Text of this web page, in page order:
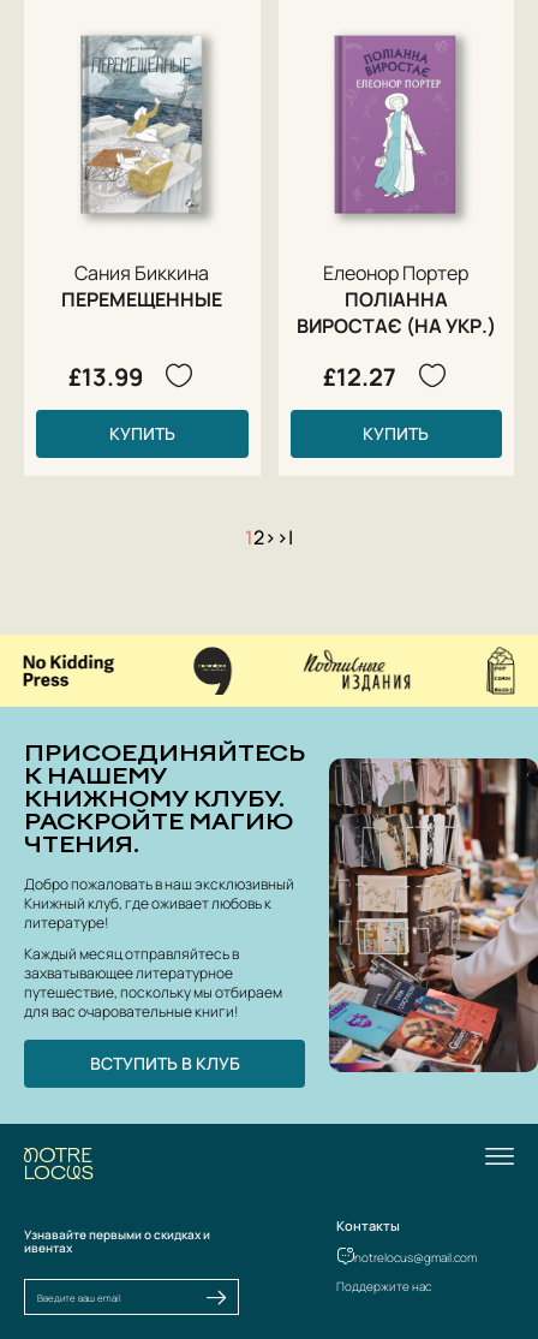
Сания Биккина
ПЕРЕМЕЩЕННЫЕ
£13.99
КУПИТЬ
Елеонор Портер
ПОЛІАННА
ВИРОСТАЄ (НА УКР.)
£12.27
КУПИТЬ
12> >|
ПРИСОЕДИНЯЙТЕСЬ
К НАШЕМУ
КНИЖНОМУ КЛУБУ.
РАСКРОЙТЕ МАГИЮ
ЧТЕНИЯ.
Добро пожаловать в наш эксклюзивный
Книжный клуб, где оживает любовь к
литературе!
Каждый месяц отправляйтесь в
захватывающее литературное
путешествие, поскольку мы отбираем
для вас очаровательные книги!
ВСТУПИТЬ В КЛУБ
Узнавайте первыми о скидках и
ивентах
Контакты
notrelocus@gmail.com
Поддержите нас